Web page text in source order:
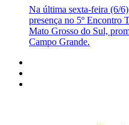
Na última sexta-feira (6/
presença no 5º Encontro
Mato Grosso do Sul,
Campo Grande.